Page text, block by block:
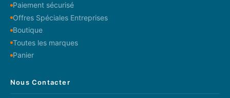
Paiement sécurisé
Offres Spéciales Entreprises
Boutique
Toutes les marques
Panier
Nous Contacter